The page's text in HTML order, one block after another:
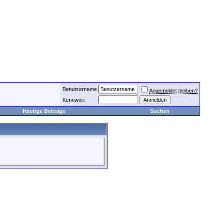
Benutzername
Angemeldet bleiben?
Kennwort
Heutige Beiträge Suchen